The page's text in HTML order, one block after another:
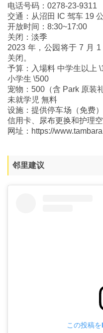
电话号码：0278-23-9311
交通：从沼田 IC 驾车 19 公
开放时间：8:30~17:00
关闭：淡季
2023 年，公园将于 7 月
关闭。
予算：入場料 中学生以上
小学生 \500
宠物：500（含 Park 原装
未就学児 無料
设施：提供停车场（免费
信用卡、尿布更换和护理空
网址：https://
邻里建议
この投稿